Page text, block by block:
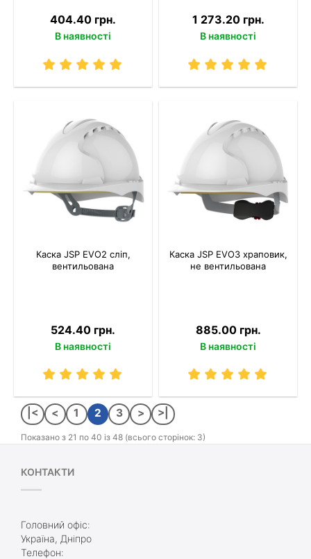
404.40 грн.
В наявності
1 273.20 грн.
В наявності
Каска JSP EVO2 сліп,
вентильована
524.40 грн.
В наявності
Каска JSP EVO3 храповик,
не вентильована
885.00 грн.
В наявності
|< < 1 2 3 > >|
Показано з 21 по 40 із 48 (всього сторінок: 3)
КОНТАКТИ
Головний офіс:
Україна, Дніпро
Телефон: